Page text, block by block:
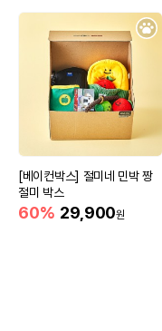
[베이컨박스] 절미네 민박 짱
절미 박스
60% 29,900원